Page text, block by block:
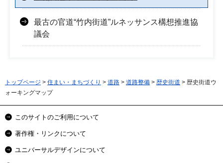
最古の官道“竹内街道”ルネッサンス構想推進協
議会
トップページ > 住まい・まちづくり > 道路 > 道路整備 > 歴史街道 > 歴史街道ウ
ォーキングマップ
このサイトのご利用について
著作権・リンクについて
ユニバーサルデザインについて